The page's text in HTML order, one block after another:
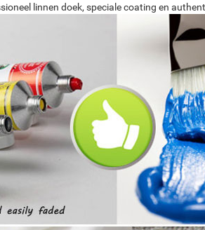
linnen doek, speciale coating en